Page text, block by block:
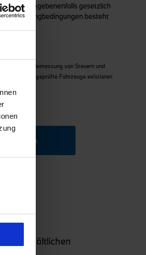
der gegebenenfalls gesetzlich
den Leasingbedingungen besteht
Für die Bemessung von Steuern und
neu typgeprüfte Fahrzeuge existieren
einholen
erhältlichen